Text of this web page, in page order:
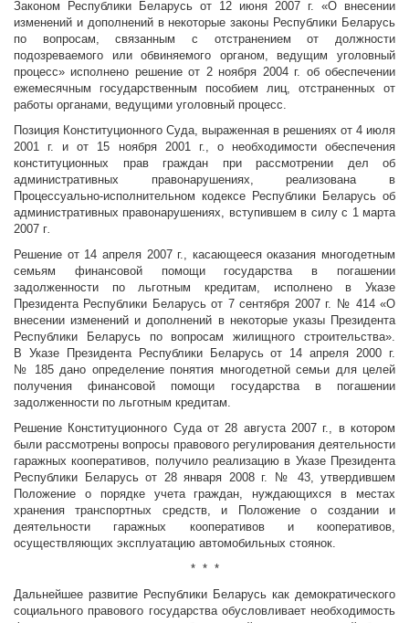
Законом Республики Беларусь от 12 июня 2007 г. «О внесении
изменений и дополнений в некоторые законы Республики Беларусь
по вопросам, связанным с отстранением от должности
подозреваемого или обвиняемого органом, ведущим уголовный
процесс» исполнено решение от 2 ноября 2004 г. об обеспечении
ежемесячным государственным пособием лиц, отстраненных от
работы органами, ведущими уголовный процесс.
Позиция Конституционного Суда, выраженная в решениях от 4 июля
2001 г. и от 15 ноября 2001 г., о необходимости обеспечения
конституционных прав граждан при рассмотрении дел об
административных правонарушениях, реализована в
Процессуально-исполнительном кодексе Республики Беларусь об
административных правонарушениях, вступившем в силу с 1 марта
2007 г.
Решение от 14 апреля 2007 г., касающееся оказания многодетным
семьям финансовой помощи государства в погашении
задолженности по льготным кредитам, исполнено в Указе
Президента Республики Беларусь от 7 сентября 2007 г. № 414 «О
внесении изменений и дополнений в некоторые указы Президента
Республики Беларусь по вопросам жилищного строительства».
В Указе Президента Республики Беларусь от 14 апреля 2000 г.
№ 185 дано определение понятия многодетной семьи для целей
получения финансовой помощи государства в погашении
задолженности по льготным кредитам.
Решение Конституционного Суда от 28 августа 2007 г., в котором
были рассмотрены вопросы правового регулирования деятельности
гаражных кооперативов, получило реализацию в Указе Президента
Республики Беларусь от 28 января 2008 г. № 43, утвердившем
Положение о порядке учета граждан, нуждающихся в местах
хранения транспортных средств, и Положение о создании и
деятельности гаражных кооперативов и кооперативов,
осуществляющих эксплуатацию автомобильных стоянок.
** *
Дальнейшее развитие Республики Беларусь как демократического
социального правового государства обусловливает необходимость